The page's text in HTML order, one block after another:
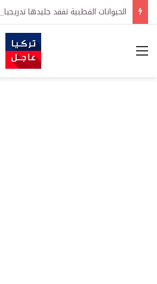
الحيوانات القطبية تفقد جليدها تدريجيا..
القائمة